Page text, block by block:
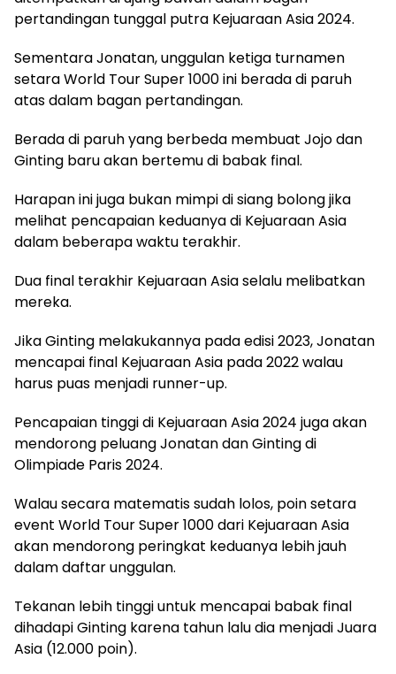
pertandingan tunggal putra Kejuaraan Asia 2024.
Sementara Jonatan, unggulan ketiga turnamen
setara World Tour Super 1000 ini berada di paruh
atas dalam bagan pertandingan.
Berada di paruh yang berbeda membuat Jojo dan
Ginting baru akan bertemu di babak final.
Harapan ini juga bukan mimpi di siang bolong jika
melihat pencapaian keduanya di Kejuaraan Asia
dalam beberapa waktu terakhir.
Dua final terakhir Kejuaraan Asia selalu melibatkan
mereka.
Jika Ginting melakukannya pada edisi 2023, Jonatan
mencapai final Kejuaraan Asia pada 2022 walau
harus puas menjadi runner-up.
Pencapaian tinggi di Kejuaraan Asia 2024 juga akan
mendorong peluang Jonatan dan Ginting di
Olimpiade Paris 2024.
Walau secara matematis sudah lolos, poin setara
event World Tour Super 1000 dari Kejuaraan Asia
akan mendorong peringkat keduanya lebih jauh
dalam daftar unggulan.
Tekanan lebih tinggi untuk mencapai babak final
dihadapi Ginting karena tahun lalu dia menjadi Juara
Asia (12.000 poin).